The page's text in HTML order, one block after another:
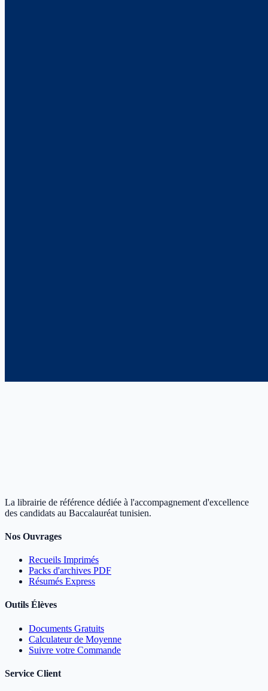
La librairie de référence dédiée à l'accompagnement d'excellence
des candidats au Baccalauréat tunisien.
Nos Ouvrages
Recueils Imprimés
Packs d'archives PDF
Résumés Express
Outils Élèves
Documents Gratuits
Calculateur de Moyenne
Suivre votre Commande
Service Client